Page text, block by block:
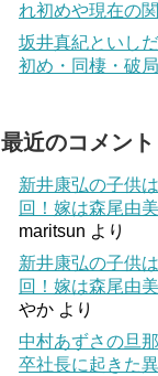
れ初めや現在の
坂井真紀といし
初め・同棲・破
最近のコメント
新井康弘の子供
回！嫁は森尾由
maritsun より
新井康弘の子供
回！嫁は森尾由
やか より
中村あずさの旦
卒社長に起きた